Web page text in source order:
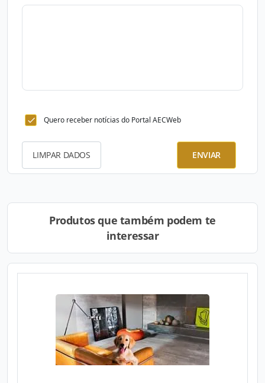
Quero receber notícias do Portal AECWeb
LIMPAR DADOS ENVIAR
Produtos que também podem te
interessar